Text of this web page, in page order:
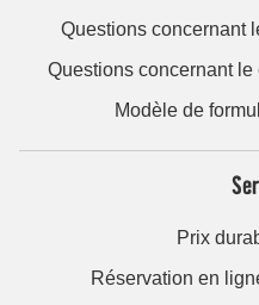
Questions concernant
Questions concernant
Modèle de
Prix
Réservation en